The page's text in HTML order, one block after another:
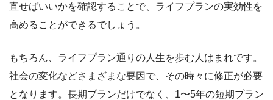
直せばいいかを確認することで、ライフプランの実効性を
高めることができるでしょう。
もちろん、ライフプラン通りの人生を歩む人はまれです。
社会の変化などさまざまな要因で、その時々に修正が必要
となります。長期プランだけでなく、1〜5年の短期プラン